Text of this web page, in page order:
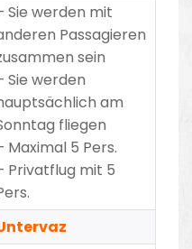
Sie werden mit
Passagieren
sein
Sie werden
am
fliegen
Maximal 5 Pers.
Privatflug mit 5